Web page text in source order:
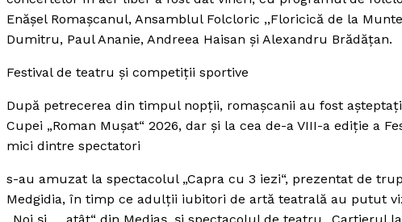
Enăşel Romaşcanul, Ansamblul Folcloric ,,Floricică de la
Dumitru, Paul Ananie, Andreea Haisan şi Alexandru Brădăţan.
Festival de teatru şi competiţii sportive
După petrecerea din timpul nopţii, romaşcanii au fost
Cupei „Roman Muşat“ 2026, dar şi la cea de-a VIII-a ediţie a
mici dintre spectatori
s-au amuzat la spectacolul „Capra cu 3 iezi“, prezentat de
Medgidia, în timp ce adulţii iubitori de artă teatrală au putut